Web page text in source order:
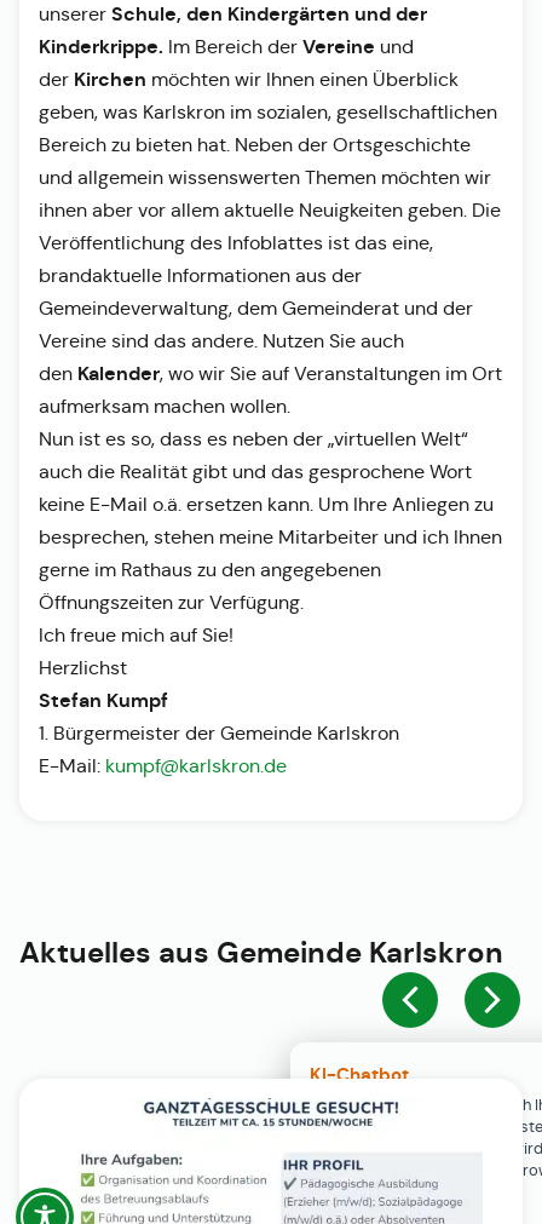
KI-Chatbot
Der KI-Chatbot steht erst nach
Einwilligung in den Cookie-
Verfügung. Der Chat-Verlauf
ausschließlich lokal in Ihrem
gespeichert.
unserer Schule, den Kindergärten und der
Kinderkrippe. Im Bereich der Vereine und
der Kirchen möchten wir Ihnen einen Überblick
geben, was Karlskron im sozialen, gesellschaftlichen
Bereich zu bieten hat. Neben der Ortsgeschichte
und allgemein wissenswerten Themen möchten wir
ihnen aber vor allem aktuelle Neuigkeiten geben. Die
Veröffentlichung des Infoblattes ist das eine,
brandaktuelle Informationen aus der
Gemeindeverwaltung, dem Gemeinderat und der
Vereine sind das andere. Nutzen Sie auch
den Kalender, wo wir Sie auf Veranstaltungen im Ort
aufmerksam machen wollen.
Nun ist es so, dass es neben der „virtuellen Welt“
auch die Realität gibt und das gesprochene Wort
keine E-Mail o.ä. ersetzen kann. Um Ihre Anliegen zu
besprechen, stehen meine Mitarbeiter und ich Ihnen
gerne im Rathaus zu den angegebenen
Öffnungszeiten zur Verfügung.
Ich freue mich auf Sie!
Herzlichst
Stefan Kumpf
1. Bürgermeister der Gemeinde Karlskron
E-Mail: kumpf@karlskron.de
Aktuelles aus Gemeinde Karlskron